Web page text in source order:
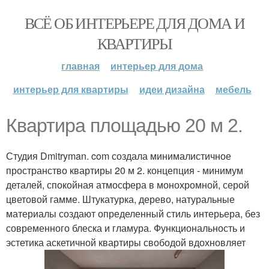
ВСЁ ОБ ИНТЕРЬЕРЕ ДЛЯ ДОМА И
КВАРТИРЫ
главная
интерьер для дома
интерьер для квартиры
идеи дизайна мебель
Квартира площадью 20 м 2.
Студия Dmitryman. com создала минималистичное
пространство квартиры 20 м 2. концепция - минимум
деталей, спокойная атмосфера в монохромной, серой
цветовой гамме. Штукатурка, дерево, натуральные
материалы создают определенный стиль интерьера, без
современного блеска и гламура. Функциональность и
эстетика аскетичной квартиры свободой вдохновляет